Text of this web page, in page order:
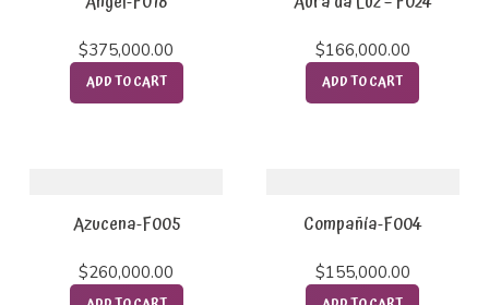
$375,000.00
ADD TO CART
$166,000.00
ADD TO CART
Azucena-F005
$260,000.00
Compañía-F004
$155,000.00